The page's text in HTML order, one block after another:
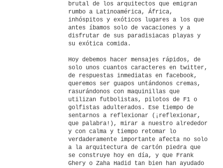
brutal de los arquitectos que emigran
rumbo a Latinoamérica, África,
inhóspitos y exóticos lugares a los que
antes íbamos solo de vacaciones y a
disfrutar de sus paradisiacas playas y
su exótica comida.
Hoy debemos hacer mensajes rápidos, de
solo unos cuantos caracteres en twitter,
de respuestas inmediatas en facebook,
queremos ser guapos untándonos cremas,
rasurándonos con maquinillas que
utilizan futbolistas, pilotos de F1 o
golfistas adulterados. Ese tiempo de
sentarnos a reflexionar (¡reflexionar,
que palabra!), mirar a nuestro alrededor
y con calma y tiempo retomar lo
verdaderamente importante afecta no solo
a la arquitectura de cartón piedra que
se construye hoy en día, y que Frank
Ghery o Zaha Hadid tan bien han ayudado